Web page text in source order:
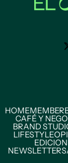
HOMEMEMBER
CAFÉ Y
BRAND
LIFESTYLE
NEWSLETTERS